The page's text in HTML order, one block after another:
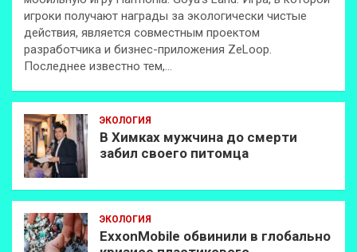
игроки получают награды за экологически чистые
действия, является совместным проектом
разработчика и бизнес-приложения ZeLoop.
Последнее известно тем,…
ЭКОЛОГИЯ
В Химках мужчина до смерти
забил своего питомца
ЭКОЛОГИЯ
ExxonMobilе обвинили в глобально